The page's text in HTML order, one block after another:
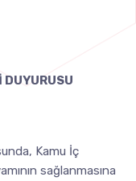
Kamu İç
sağlanmasına